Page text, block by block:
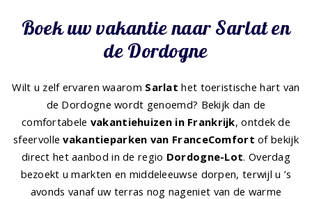
Boek uw vakantie naar Sarlat en
de Dordogne
Wilt u zelf ervaren waarom Sarlat het toeristische hart van
de Dordogne wordt genoemd? Bekijk dan de
comfortabele vakantiehuizen in Frankrijk, ontdek de
sfeervollevakantieparken van FranceComfort of bekijk
direct het aanbod in de regio Dordogne-Lot. Overdag
bezoekt u markten en middeleeuwse dorpen, terwijl u ’s
avonds vanaf uw terras nog nageniet van de warme